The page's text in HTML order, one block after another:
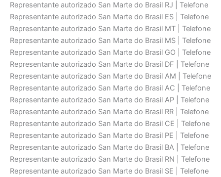
Representante autorizado San Marte do Brasil RJ | Telefone
Representante autorizado San Marte do Brasil ES | Telefone
Representante autorizado San Marte do Brasil MT | Telefone
Representante autorizado San Marte do Brasil MS | Telefone
Representante autorizado San Marte do Brasil GO | Telefone
Representante autorizado San Marte do Brasil DF | Telefone
Representante autorizado San Marte do Brasil AM | Telefone
Representante autorizado San Marte do Brasil AC | Telefone
Representante autorizado San Marte do Brasil AP | Telefone
Representante autorizado San Marte do Brasil RR | Telefone
Representante autorizado San Marte do Brasil CE | Telefone
Representante autorizado San Marte do Brasil PE | Telefone
Representante autorizado San Marte do Brasil BA | Telefone
Representante autorizado San Marte do Brasil RN | Telefone
Representante autorizado San Marte do Brasil SE | Telefone